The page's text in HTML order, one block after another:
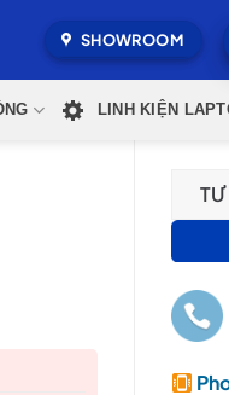
SHOWROOM
LINH KIỆN